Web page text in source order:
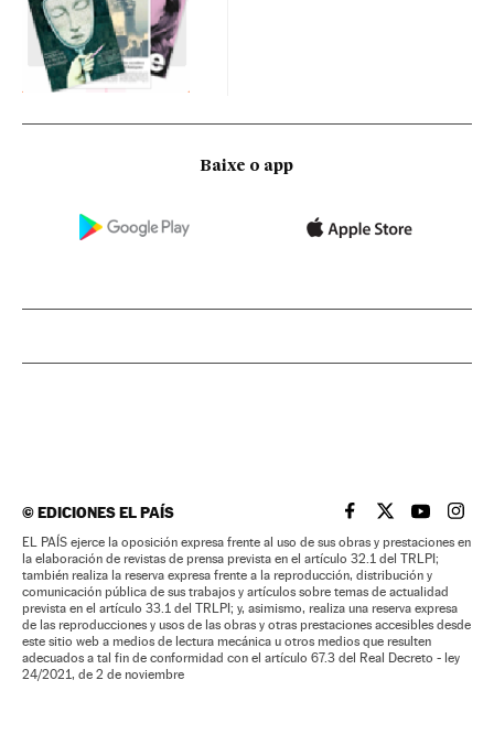
Baixe o app
©EDICIONES EL PAÍS EL PAÍS BRASIL EN
EL PAÍSEL PAÍS
EL
EL PAÍS ejerce la oposición expresa frente al uso de sus obras y prestaciones en
la elaboración de revistas de prensa prevista en el artículo 32.1 del TRLPI;
también realiza la reserva expresa frente a la reproducción, distribución y
comunicación pública de sus trabajos y artículos sobre temas de actualidad
prevista en el artículo 33.1 del TRLPI; y, asimismo, realiza una reserva expresa
de las reproducciones y usos de las obras y otras prestaciones accesibles desde
este sitio web a medios de lectura mecánica u otros medios que resulten
adecuados a tal fin de conformidad con el artículo 67.3 del Real Decreto - ley
24/2021, de 2 de noviembre